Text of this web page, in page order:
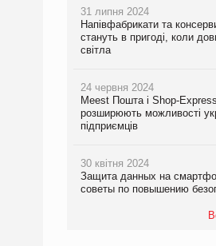
31 липня 2024
Напівфабрикати та
стануть в пригоді, коли
світла
24 червня 2024
Meest Пошта і Shop-Express
розширюють можливості
підприємців
30 квітня 2024
Защита данных на
советы по повышению